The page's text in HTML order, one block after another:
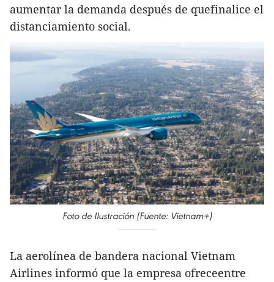
aumentar la demanda después de quefinalice el
distanciamiento social.
Foto de Ilustración (Fuente: Vietnam+)
La aerolínea de bandera nacional Vietnam
Airlines informó que la empresa ofreceentre